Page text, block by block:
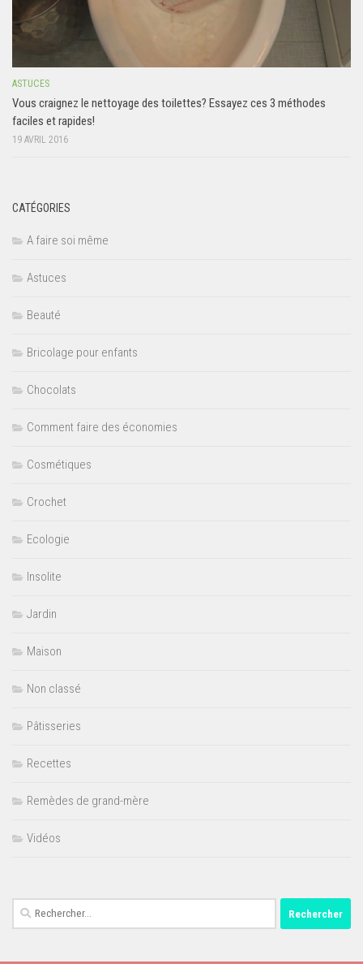
ASTUCES
Vous craignez le nettoyage des toilettes? Essayez ces 3 méthodes
faciles et rapides!
19 AVRIL 2016
CATÉGORIES
A faire soi même
Astuces
Beauté
Bricolage pour enfants
Chocolats
Comment faire des économies
Cosmétiques
Crochet
Ecologie
Insolite
Jardin
Maison
Non classé
Pâtisseries
Recettes
Remèdes de grand-mère
Vidéos
Rechercher :